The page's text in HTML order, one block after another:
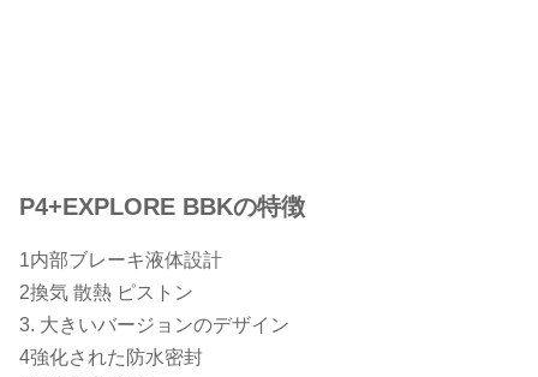
P4+EXPLORE BBKの特徴
1内部ブレーキ液体設計
2換気 散熱 ピストン
3. 大きいバージョンのデザイン
4強化された防水密封